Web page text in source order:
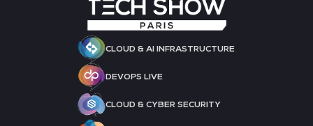
CLOUD & AI INFRASTRUCTURE
DEVOPS LIVE
CLOUD & CYBER SECURITY